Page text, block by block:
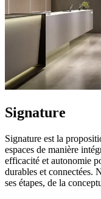
Signature
Signature est la
espaces de manière
efficacité et autonomie
durables et connectées.
ses étapes, de la